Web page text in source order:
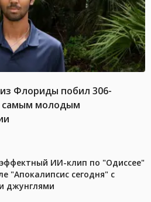
Флориды побил 306-
самым молодым
ИИ-клип по "Одиссее"
"Апокалипсис сегодня" с
джунглями